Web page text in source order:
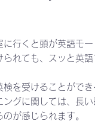
行くと頭が英語モ
れても、スッと英
検を受けることがで
グに関しては、長
が感じられます。